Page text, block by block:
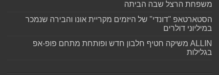
משפחת הרצל שבה הביתה
הסטארטאפ "דונדי" של היזמים מקריית אונו והבירה שנמכר
במיליוני דולרים
ALLIN משיקה חטיף חלבון חדש ופותחת מתחם פופ-אפ
בגלילות